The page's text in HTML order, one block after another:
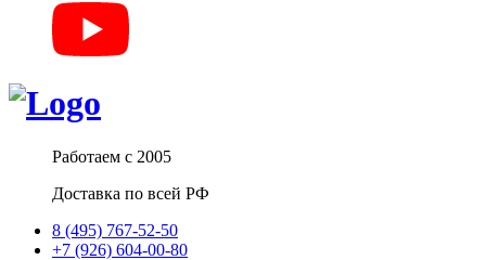
Работаем с 2005
Доставка по всей РФ
8 (495) 767-52-50
+7 (926) 604-00-80